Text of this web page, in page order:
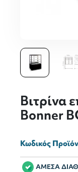
Βιτρίνα
Bonner
Κωδικός
ΑΜΕΣΑ